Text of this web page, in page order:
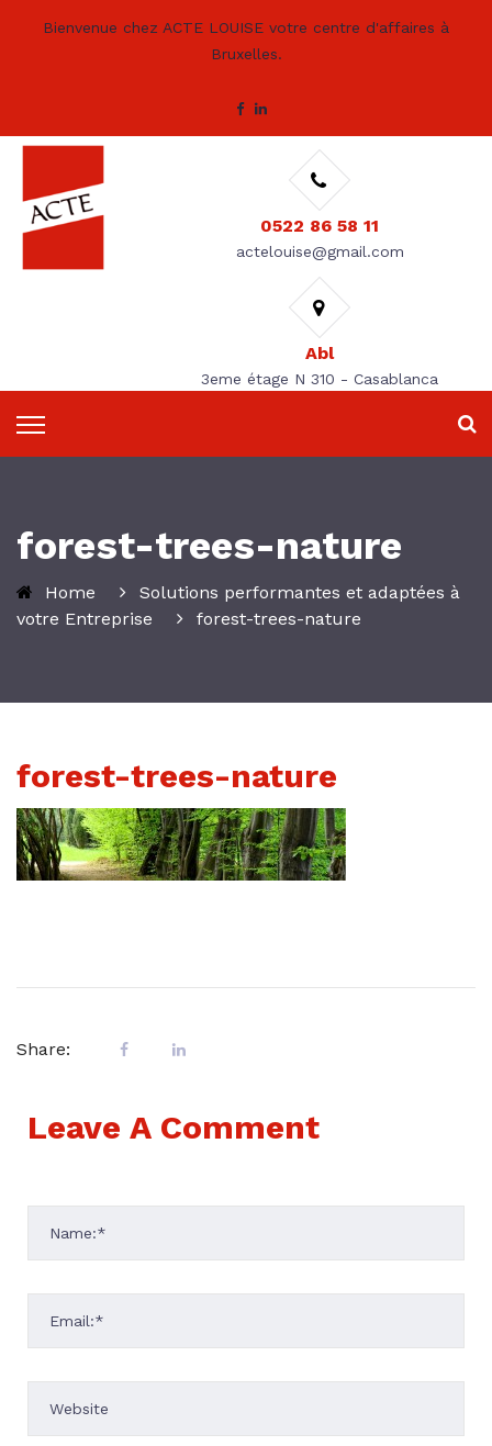
Bienvenue chez ACTE LOUISE votre centre d'affaires à
Bruxelles.
0522 86 58 11
actelouise@gmail.com
Abl
3eme étage N 310 - Casablanca
forest-trees-nature
Home
Solutions performantes et adaptées à
votre Entreprise
forest-trees-nature
forest-trees-nature
Share:
Leave A Comment